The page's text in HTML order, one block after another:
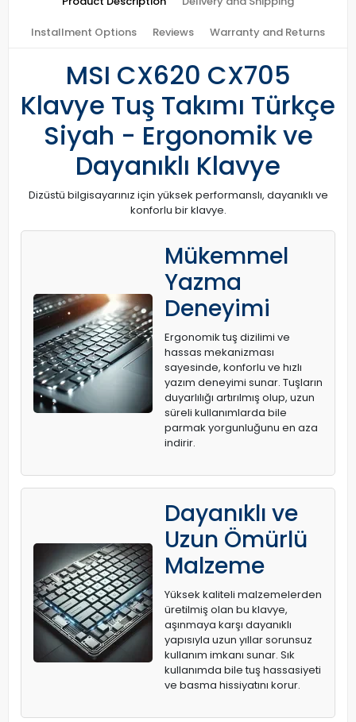
Installment Options Reviews Warranty and Returns
MSI CX620 CX705
Klavye Tuş Takımı Türkçe
Siyah - Ergonomik ve
Dayanıklı Klavye
Dizüstü bilgisayarınız için yüksek performanslı, dayanıklı ve
konforlu bir klavye.
Mükemmel
Yazma
Deneyimi
Ergonomik tuş dizilimi ve
hassas mekanizması
sayesinde, konforlu ve hızlı
yazım deneyimi sunar. Tuşların
duyarlılığı artırılmış olup, uzun
süreli kullanımlarda bile
parmak yorgunluğunu en aza
indirir.
Dayanıklı ve
Uzun Ömürlü
Malzeme
Yüksek kaliteli malzemelerden
üretilmiş olan bu klavye,
aşınmaya karşı dayanıklı
yapısıyla uzun yıllar sorunsuz
kullanım imkanı sunar. Sık
kullanımda bile tuş hassasiyeti
ve basma hissiyatını korur.